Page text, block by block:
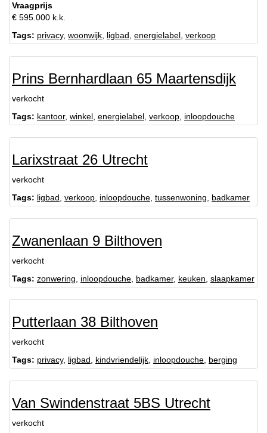
Vraagprijs
€ 595.000 k.k.
Tags: privacy, woonwijk ligbad energielabel verkoop
Prins Bernhardlaan 65 Maartensdijk
verkocht
Tags: kantoor, winkel energielabel verkoop inloopdouche
Larixstraat 26 Utrecht
verkocht
Tags: ligbad verkoop inloopdouche tussenwoning badkamer
Zwanenlaan 9 Bilthoven
verkocht
Tags: zonwering inloopdouche badkamer, keuken slaapkamer
Putterlaan 38 Bilthoven
verkocht
Tags: privacy, ligbad kindvriendelijk inloopdouche berging
Van Swindenstraat 5BS Utrecht
verkocht